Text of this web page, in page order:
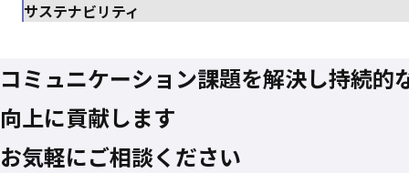
サステナビリティ
コミュニケーション課題を解決し持続的
向上に貢献します
お気軽にご相談ください